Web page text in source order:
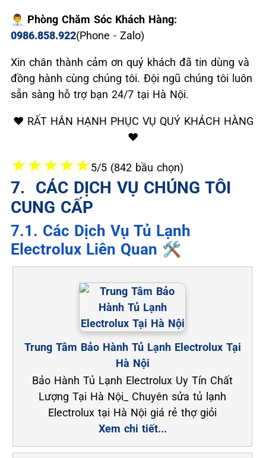
👨‍💼 Phòng Chăm Sóc Khách Hàng:
0986.858.922(Phone - Zalo)
Xin chân thành cảm ơn quý khách đã tin dùng và
đồng hành cùng chúng tôi. Đội ngũ chúng tôi luôn
sẵn sàng hỗ trợ bạn 24/7 tại Hà Nội.
❤️ RẤT HÂN HẠNH PHỤC VỤ QUÝ KHÁCH HÀNG
❤️
★★★★★5/5 (842 bầu chọn)
7. ️ CÁC DỊCH VỤ CHÚNG TÔI
CUNG CẤP
7.1. Các Dịch Vụ Tủ Lạnh
Electrolux Liên Quan 🛠️
Trung Tâm Bảo Hành Tủ Lạnh Electrolux Tại
Hà Nội
Bảo Hành Tủ Lạnh Electrolux Uy Tín Chất
Lượng Tại Hà Nội_ Chuyên sửa tủ lạnh
Electrolux tại Hà Nội giá rẻ thợ giỏi
Xem chi tiết...